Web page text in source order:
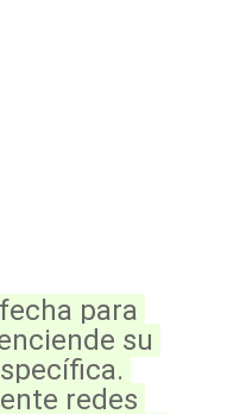
para
su
redes